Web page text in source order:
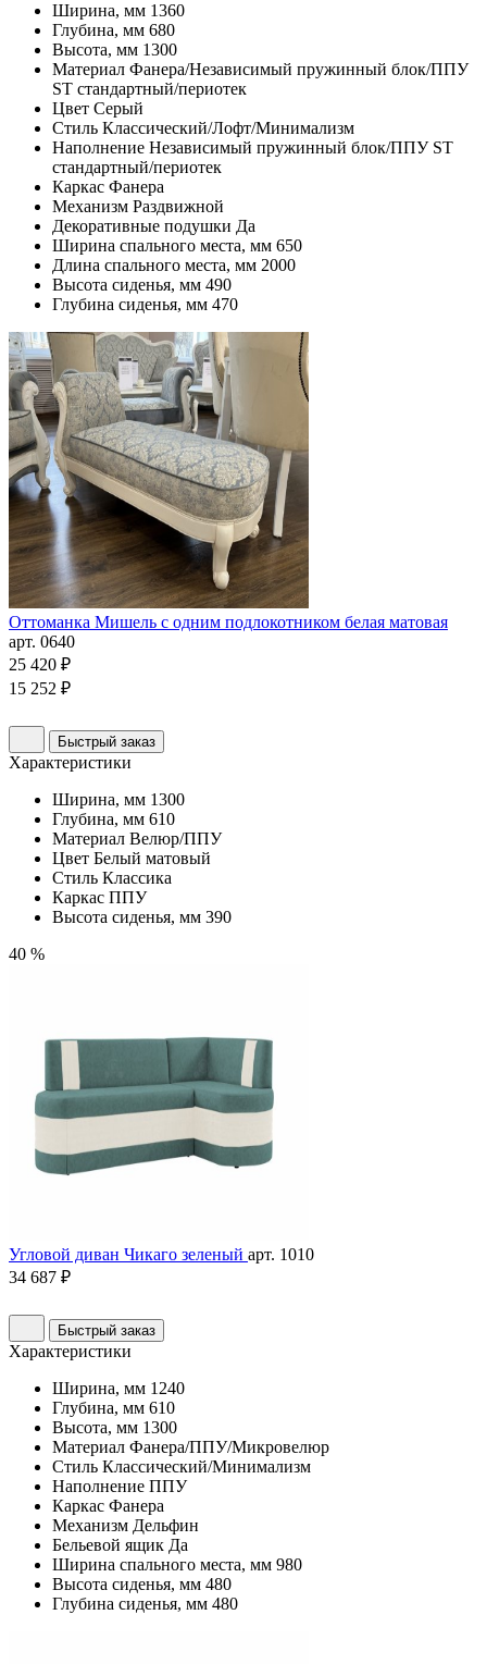
Ширина, мм 1360
Глубина, мм 680
Высота, мм 1300
Материал Фанера/Независимый пружинный блок/ППУ
ST стандартный/периотек
Цвет Серый
Стиль Классический/Лофт/Минимализм
Наполнение Независимый пружинный блок/ППУ ST
стандартный/периотек
Каркас Фанера
Механизм Раздвижной
Декоративные подушки Да
Ширина спального места, мм 650
Длина спального места, мм 2000
Высота сиденья, мм 490
Глубина сиденья, мм 470
Оттоманка Мишель с одним подлокотником белая матовая
арт. 0640
25 420 ₽
15 252 ₽
Быстрый заказ
Характеристики
Ширина, мм 1300
Глубина, мм 610
Материал Велюр/ППУ
Цвет Белый матовый
Стиль Классика
Каркас ППУ
Высота сиденья, мм 390
40 %
Угловой диван Чикаго зеленый арт. 1010
34 687 ₽
Быстрый заказ
Характеристики
Ширина, мм 1240
Глубина, мм 610
Высота, мм 1300
Материал Фанера/ППУ/Микровелюр
Стиль Классический/Минимализм
Наполнение ППУ
Каркас Фанера
Механизм Дельфин
Бельевой ящик Да
Ширина спального места, мм 980
Высота сиденья, мм 480
Глубина сиденья, мм 480